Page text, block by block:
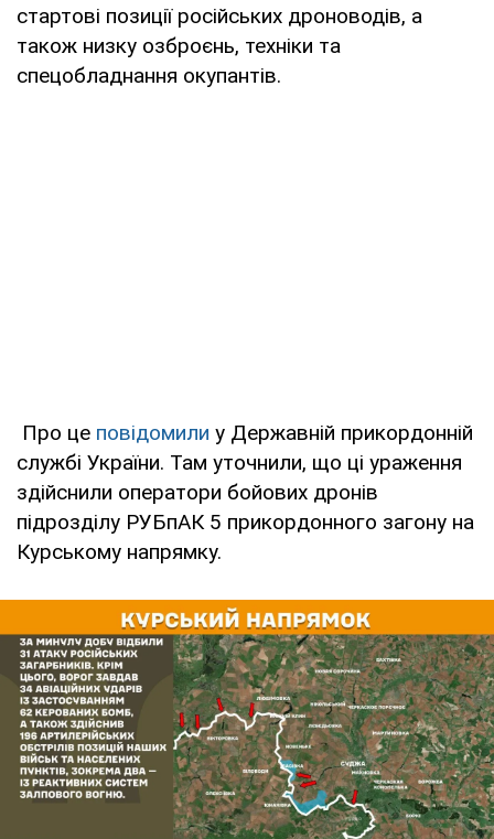
стартові позиції російських дроноводів, а
також низку озброєнь, техніки та
спецобладнання окупантів.
Про це повідомили у Державній прикордонній
службі України. Там уточнили, що ці ураження
здійснили оператори бойових дронів
підрозділу РУБпАК 5 прикордонного загону на
Курському напрямку.